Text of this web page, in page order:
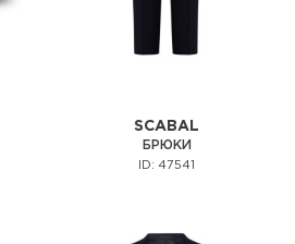
SCABAL
БРЮКИ
ID: 47541